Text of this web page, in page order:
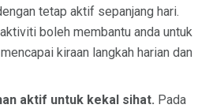
tetap aktif sepanjang hari.
boleh membantu anda untuk
kiraan langkah harian dan
aktif untuk kekal sihat. Pada